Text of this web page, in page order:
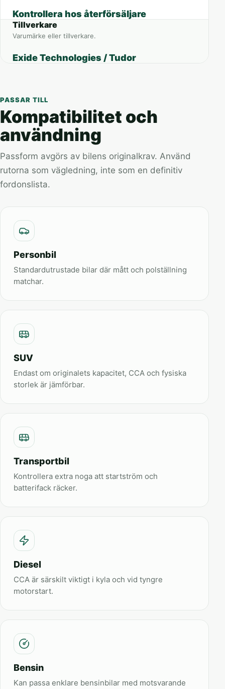
Kontrollera hos återförsäljare
Tillverkare
Varumärke eller tillverkare.
Exide Technologies / Tudor
PASSAR TILL
Kompatibilitet och
användning
Passform avgörs av bilens originalkrav. Använd
rutorna som vägledning, inte som en definitiv
fordonslista.
Personbil
Standardutrustade bilar där mått och polställning
matchar.
SUV
Endast om originalets kapacitet, CCA och fysiska
storlek är jämförbar.
Transportbil
Kontrollera extra noga att startström och
batterifack räcker.
Diesel
CCA är särskilt viktigt i kyla och vid tyngre
motorstart.
Bensin
Kan passa enklare bensinbilar med motsvarande